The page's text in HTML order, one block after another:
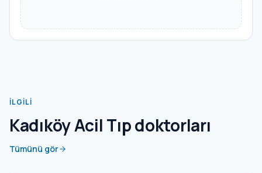
İLGILI
Kadıköy Acil Tıp doktorları
Tümünü gör